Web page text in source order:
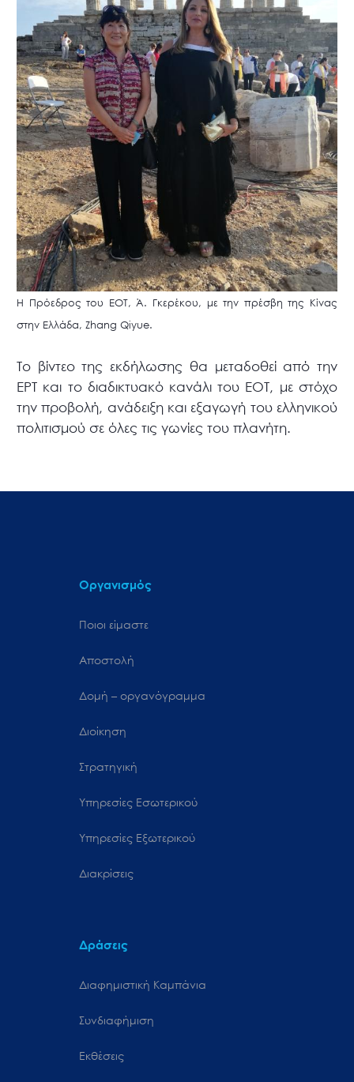
Η Πρόεδρος του ΕΟΤ, Ά. Γκερέκου, με την πρέσβη της Κίνας
στην Ελλάδα, Zhang Qiyue.
Το βίντεο της εκδήλωσης θα μεταδοθεί από την
ΕΡΤ και το διαδικτυακό κανάλι του ΕΟΤ, με στόχο
την προβολή, ανάδειξη και εξαγωγή του ελληνικού
πολιτισμού σε όλες τις γωνίες του πλανήτη.
Οργανισμός
Ποιοι είμαστε
Αποστολή
Δομή – οργανόγραμμα
Διοίκηση
Στρατηγική
Υπηρεσίες Εσωτερικού
Υπηρεσίες Εξωτερικού
Διακρίσεις
Δράσεις
Διαφημιστική Καμπάνια
Συνδιαφήμιση
Εκθέσεις